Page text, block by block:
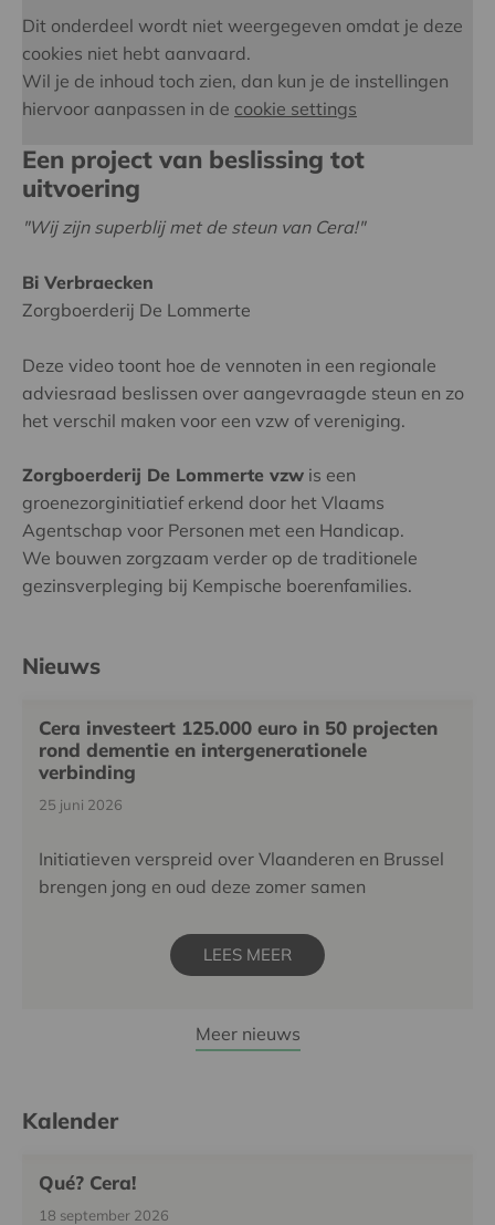
Dit onderdeel wordt niet weergegeven omdat je deze
cookies niet hebt aanvaard.
Wil je de inhoud toch zien, dan kun je de instellingen
hiervoor aanpassen in de cookie settings
Een project van beslissing tot
uitvoering
"Wij zijn superblij met de steun van Cera!"
Bi Verbraecken
Zorgboerderij De Lommerte
Deze video toont hoe de vennoten in een regionale
adviesraad beslissen over aangevraagde steun en zo
het verschil maken voor een vzw of vereniging.
Zorgboerderij De Lommerte vzw is een
groenezorginitiatief erkend door het Vlaams
Agentschap voor Personen met een Handicap.
We bouwen zorgzaam verder op de traditionele
gezinsverpleging bij Kempische boerenfamilies.
Nieuws
Cera investeert 125.000 euro in 50 projecten
rond dementie en intergenerationele
verbinding
25 juni 2026
Initiatieven verspreid over Vlaanderen en Brussel
brengen jong en oud deze zomer samen
LEES MEER
Meer nieuws
Kalender
Qué? Cera!
18 september 2026